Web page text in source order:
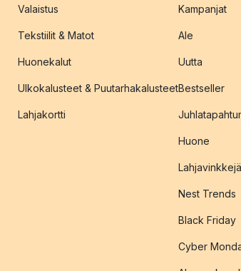
Valaistus
Tekstiilit & Matot
Huonekalut
Ulkokalusteet & Puutarhakalusteet
Lahjakortti
Kampanjat
Ale
Uutta
Bestseller
Huone
Lahjavinkkejä
Nest Trends
Black Friday
Cyber